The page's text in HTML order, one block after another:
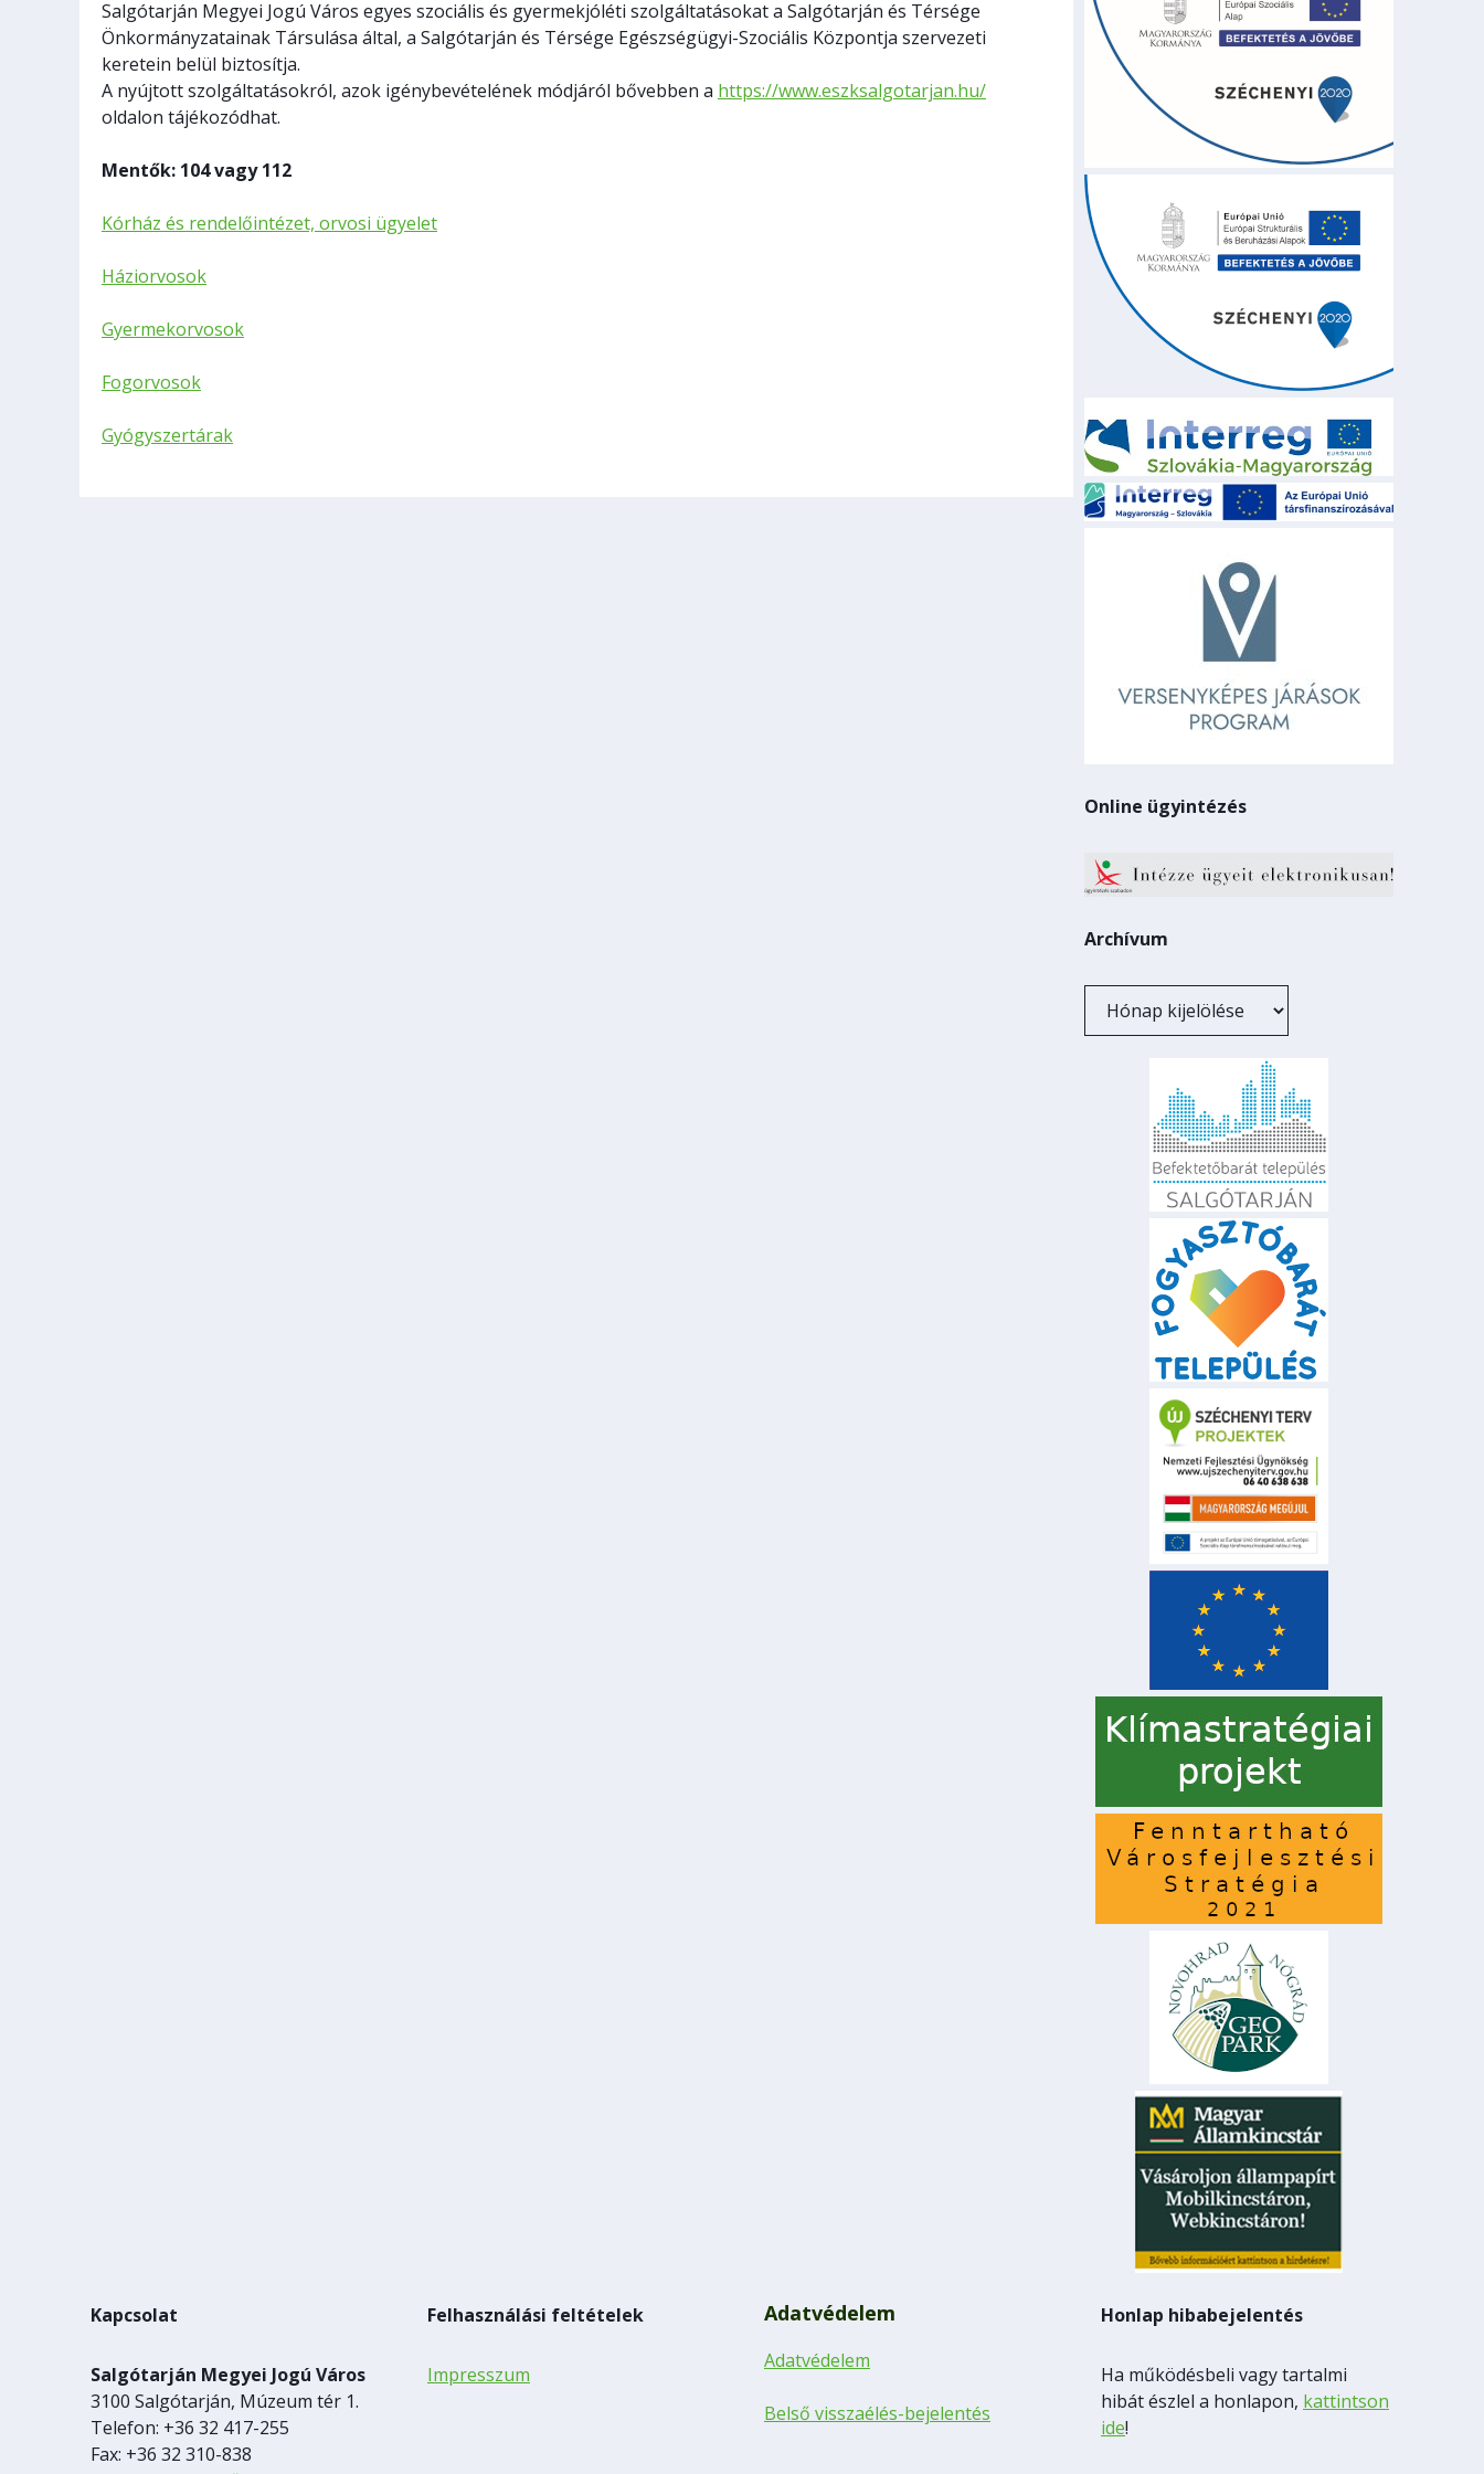
Salgótarján Megyei Jogú Város egyes szociális és gyermekjóléti szolgáltatásokat a Salgótarján és Térsége
Önkormányzatainak Társulása által, a Salgótarján és Térsége Egészségügyi-Szociális Központja szervezeti
keretein belül biztosítja.
A nyújtott szolgáltatásokról, azok igénybevételének módjáról bővebben a https://www.eszksalgotarjan.hu/
oldalon tájékozódhat.
Mentők: 104 vagy 112
Kórház és rendelőintézet, orvosi ügyelet
Háziorvosok
Gyermekorvosok
Fogorvosok
Gyógyszertárak
Online ügyintézés
Archívum
Kapcsolat
Salgótarján Megyei Jogú Város
3100 Salgótarján, Múzeum tér 1.
Telefon: +36 32 417-255
Fax: +36 32 310-838
Felhasználási feltételek
Impresszum
Adatvédelem
Adatvédelem
Belső visszaélés-bejelentés
Honlap hibabejelentés
Ha működésbeli vagy tartalmi
hibát észlel a honlapon, kattintson
ide!